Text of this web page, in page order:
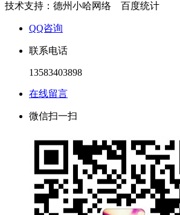
技术支持：德州小哈网络 百度统计
QQ咨询
联系电话
13583403898
在线留言
微信扫一扫